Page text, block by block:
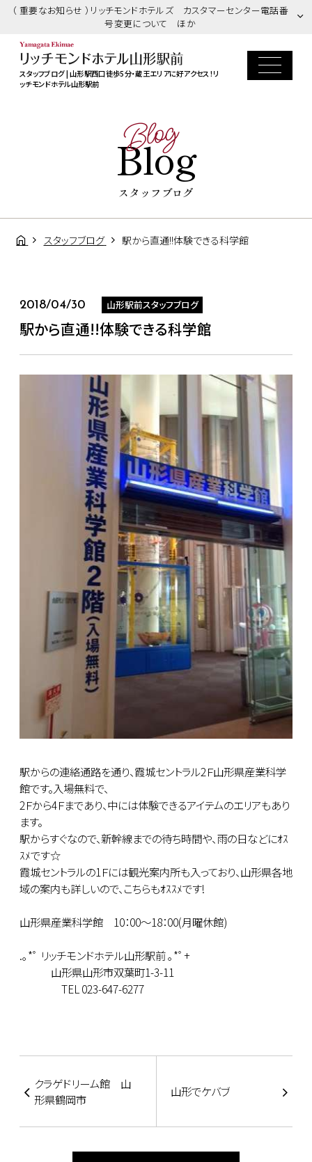
（ 重要なお知らせ ）リッチモンドホテルズ カスタマーセンター電話番
号変更について ほか
スタッフブログ | 山形駅西口徒歩5分・蔵王エリアに好アクセス！リ
ッチモンドホテル山形駅前
Blog
Blog
スタッフブログ
スタッフブログ 駅から直通!!体験できる科学館
2018/04/30 山形駅前スタッフブログ
駅から直通!!体験できる科学館
駅からの連絡通路を通り、霞城セントラル2Ｆ山形県産業科学
館です。入場無料で、
2Ｆから4Ｆまであり、中には体験できるアイテムのエリアもあり
ます。
駅からすぐなので、新幹線までの待ち時間や、雨の日などにｵｽ
ｽﾒです☆
霞城セントラルの1Ｆには観光案内所も入っており、山形県各地
域の案内も詳しいので、こちらもｵｽｽﾒです!
山形県産業科学館 10：00～18：00(月曜休館)
.｡*ﾟ リッチモンドホテル山形駅前 ｡*ﾟ+
山形県山形市双葉町1-3-11
TEL 023-647-6277
クラゲドリーム館 山
形県鶴岡市
山形でケバブ